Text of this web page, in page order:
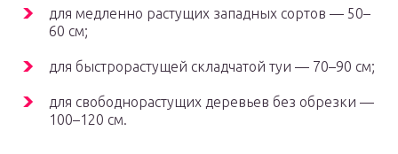
для медленно растущих западных сортов — 50–
60 см;
для быстрорастущей складчатой туи — 70–90 см;
для свободнорастущих деревьев без обрезки —
100–120 см.